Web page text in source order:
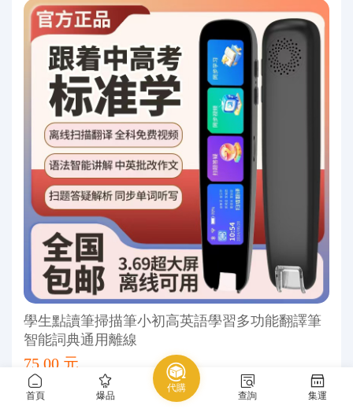
首頁 爆品
代購
查詢 集運
學生點讀筆掃描筆小初高英語學習多功能翻譯筆
智能詞典通用離線
75.00 元
1688 辦公、文化 學習類電子產品